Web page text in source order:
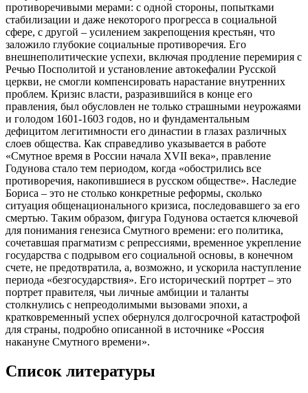
противоречивыми мерами: с одной стороны, попытками
стабилизации и даже некоторого прогресса в социальной
сфере, с другой – усилением закрепощения крестьян, что
заложило глубокие социальные противоречия. Его
внешнеполитические успехи, включая продление перемирия с
Речью Посполитой и установление автокефалии Русской
церкви, не смогли компенсировать нарастание внутренних
проблем. Кризис власти, разразившийся в конце его
правления, был обусловлен не только страшными неурожаями
и голодом 1601-1603 годов, но и фундаментальным
дефицитом легитимности его династии в глазах различных
слоев общества. Как справедливо указывается в работе
«Смутное время в России начала XVII века», правление
Годунова стало тем периодом, когда «обострились все
противоречия, накопившиеся в русском обществе». Наследие
Бориса – это не столько конкретные реформы, сколько
ситуация общенационального кризиса, последовавшего за его
смертью. Таким образом, фигура Годунова остается ключевой
для понимания генезиса Смутного времени: его политика,
сочетавшая прагматизм с репрессиями, временное укрепление
государства с подрывом его социальной основы, в конечном
счете, не предотвратила, а, возможно, и ускорила наступление
периода «безгосударствия». Его исторический портрет – это
портрет правителя, чьи личные амбиции и таланты
столкнулись с непреодолимыми вызовами эпохи, а
кратковременный успех обернулся долгосрочной катастрофой
для страны, подробно описанной в источнике «Россия
накануне Смутного времени».
Список литературы